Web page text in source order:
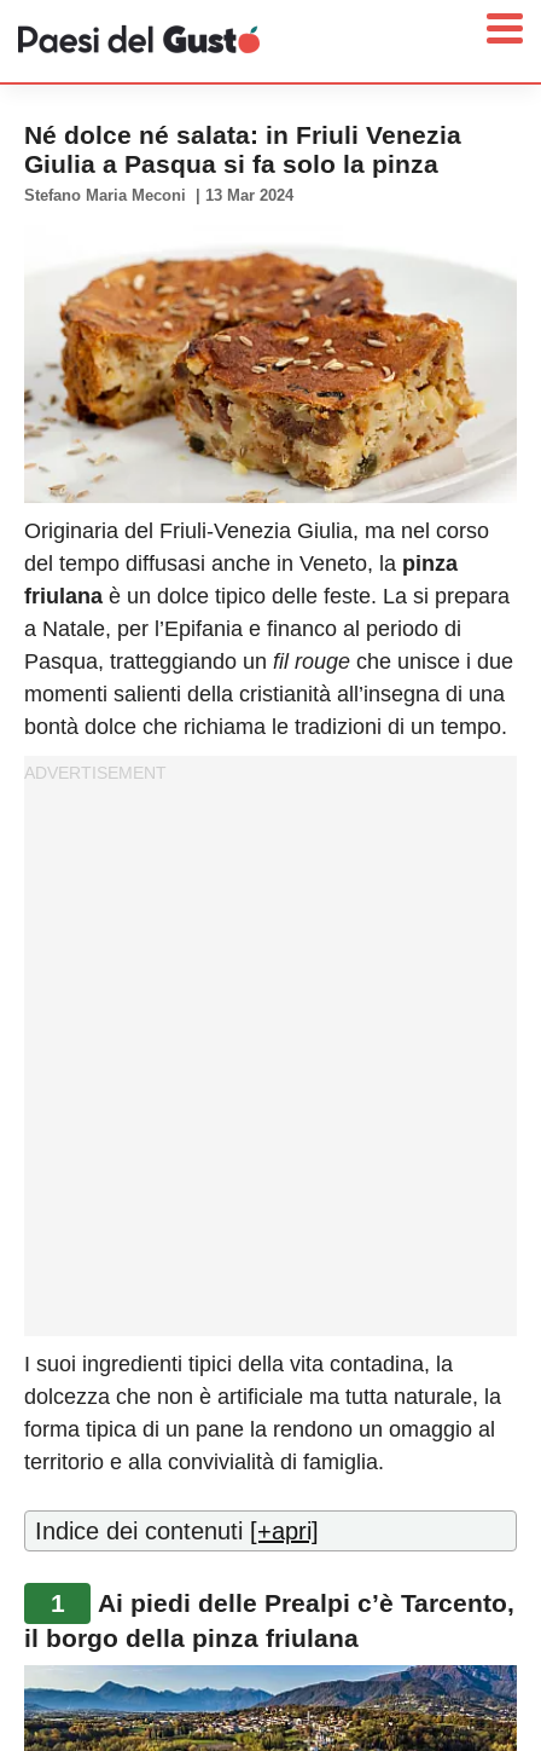
Interviste
Territori
Prodotti
Answer
Newsletter
Privacy
Policy
Cookies
Policy
Cambia
Impostazioni
Privacy
Né dolce né salata: in Friuli Venezia
Giulia a Pasqua si fa solo la pinza
Stefano Maria Meconi 13 Mar 2024
Originaria del Friuli-Venezia Giulia, ma nel corso
del tempo diffusasi anche in Veneto, la pinza
friulana è un dolce tipico delle feste. La si prepara
a Natale, per l’Epifania e financo al periodo di
Pasqua, tratteggiando un fil rouge che unisce i due
momenti salienti della cristianità all’insegna di una
bontà dolce che richiama le tradizioni di un tempo.
I suoi ingredienti tipici della vita contadina, la
dolcezza che non è artificiale ma tutta naturale, la
forma tipica di un pane la rendono un omaggio al
territorio e alla convivialità di famiglia.
Indice dei contenuti [+apri]
1
Ai piedi delle Prealpi c’è Tarcento,
il borgo della pinza friulana